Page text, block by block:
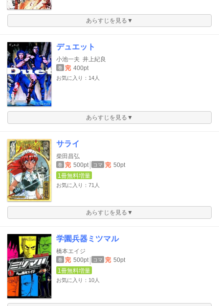
あらすじを見る▼
デュエット
小池一夫 井上紀良
巻 完 400pt
お気に入り：14人
あらすじを見る▼
サライ
柴田昌弘
巻 完 500pt コマ 完 50pt
1冊無料増量
お気に入り：71人
あらすじを見る▼
学園兵器ミツマル
橋本エイジ
巻 完 500pt コマ 完 50pt
1冊無料増量
お気に入り：10人